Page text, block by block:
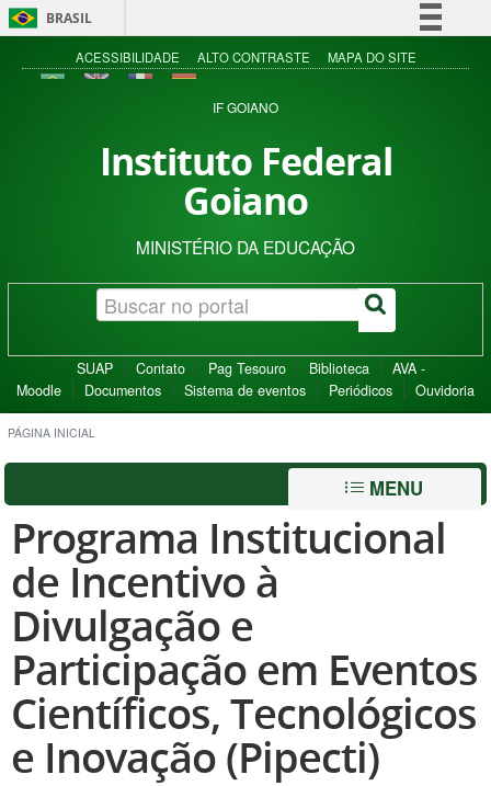
BRASIL
Simplifique!
Acesso à informação
ACESSIBILIDADE ALTO CONTRASTE MAPA DO SITE
IF GOIANO
Instituto Federal
Goiano
MINISTÉRIO DA EDUCAÇÃO
SUAP Contato Pag Tesouro Biblioteca
AVA -
Moodle
Documentos Sistema de eventos Periódicos Ouvidoria
PÁGINA INICIAL
MENU
Programa Institucional
de Incentivo à
Divulgação e
Participação em Eventos
Científicos, Tecnológicos
e Inovação (Pipecti)